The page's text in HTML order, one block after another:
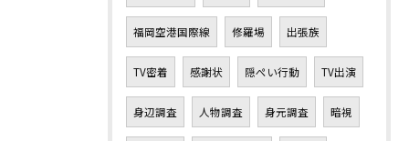
福岡空港国際線 修羅場 出張族
TV密着 感謝状 隠ぺい行動 TV出演
身辺調査 人物調査 身元調査 暗視